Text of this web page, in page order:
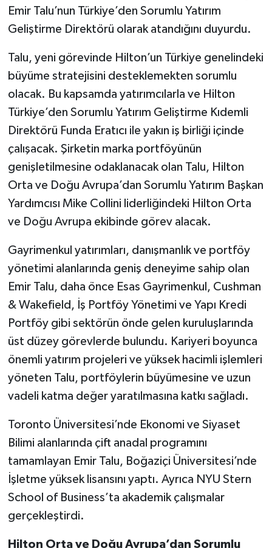
Emir Talu’nun Türkiye’den Sorumlu Yatırım
Geliştirme Direktörü olarak atandığını duyurdu.
Talu, yeni görevinde Hilton’un Türkiye genelindeki
büyüme stratejisini desteklemekten sorumlu
olacak. Bu kapsamda yatırımcılarla ve Hilton
Türkiye’den Sorumlu Yatırım Geliştirme Kıdemli
Direktörü Funda Eratıcı ile yakın iş birliği içinde
çalışacak. Şirketin marka portföyünün
genişletilmesine odaklanacak olan Talu, Hilton
Orta ve Doğu Avrupa’dan Sorumlu Yatırım Başkan
Yardımcısı Mike Collini liderliğindeki Hilton Orta
ve Doğu Avrupa ekibinde görev alacak.
Gayrimenkul yatırımları, danışmanlık ve portföy
yönetimi alanlarında geniş deneyime sahip olan
Emir Talu, daha önce Esas Gayrimenkul, Cushman
& Wakefield, İş Portföy Yönetimi ve Yapı Kredi
Portföy gibi sektörün önde gelen kuruluşlarında
üst düzey görevlerde bulundu. Kariyeri boyunca
önemli yatırım projeleri ve yüksek hacimli işlemleri
yöneten Talu, portföylerin büyümesine ve uzun
vadeli katma değer yaratılmasına katkı sağladı.
Toronto Üniversitesi’nde Ekonomi ve Siyaset
Bilimi alanlarında çift anadal programını
tamamlayan Emir Talu, Boğaziçi Üniversitesi’nde
İşletme yüksek lisansını yaptı. Ayrıca NYU Stern
School of Business’ta akademik çalışmalar
gerçekleştirdi.
Hilton Orta ve Doğu Avrupa’dan Sorumlu